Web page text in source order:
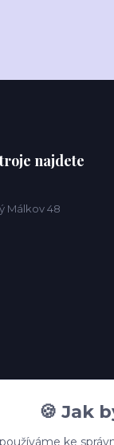
najdete
Málkov 48
🍪 Jak
ke